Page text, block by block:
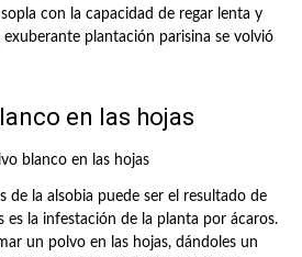
con la capacidad de regar lenta y
plantación parisina se volvió
en las hojas
de la alsobia puede ser el resultado de
es la infestación de la planta por ácaros.
un polvo en las hojas, dándoles un